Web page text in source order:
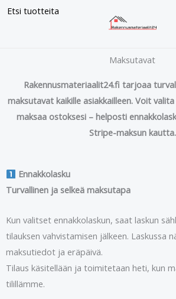
Etsi tuotteita
Siirry
Maksutavat
Rakennusmateriaalit24.fi tarjoaa
maksutavat kaikille asiakkailleen. Voit
maksaa ostoksesi – helposti
Stripe-maksun kautta.
Ennakkolasku
Turvallinen ja selkeä maksutapa
Kun valitset ennakkolaskun, saat laskun
tilauksen vahvistamisen jälkeen. Laskussa
maksutiedot ja eräpäivä.
Tilaus käsitellään ja toimitetaan heti, kun
tilillämme.